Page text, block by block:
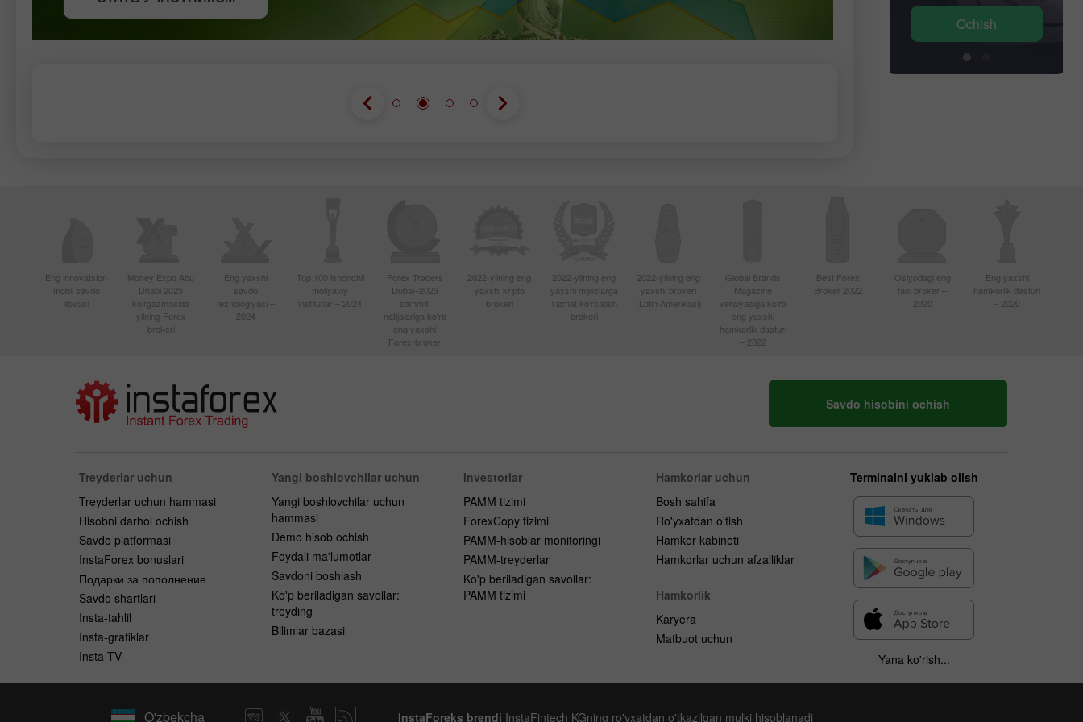
Ochish Ochish
Eng innovatsion
mobil savdo
ilovasi
Money Expo Abu
Dhabi 2025
ko'rgazmasida
yilning Forex
brokeri
Eng yaxshi
savdo
texnologiyasi –
2024
Top 100 ishonchli
moliyaviy
institutlar – 2024
Forex Traders
Dubai–2023
sammiti
natijalariga ko'ra
eng yaxshi
Forex-broker
2022-yilning eng
yaxshi kripto
brokeri
2022-yilning eng
yaxshi mijozlarga
xizmat ko'rsatish
brokeri
2022-yilning eng
yaxshi brokeri
(Lotin Amerikasi)
Global Brands
Magazine
versiyasiga ko'ra
eng yaxshi
hamkorlik dasturi
– 2022
Best Forex
Broker 2022
Osiyodagi eng
faol broker –
2020
Eng yaxshi
hamkorlik dasturi
– 2020
Savdo hisobini ochish
Treyderlar uchun
Treyderlar uchun hammasi
Hisobni darhol ochish
Savdo platformasi
InstaForex bonuslari
Подарки за пополнение
Savdo shartlari
Insta-tahlil
Insta-grafiklar
Insta TV
Yangi boshlovchilar uchun
Yangi boshlovchilar uchun
hammasi
Demo hisob ochish
Foydali ma'lumotlar
Savdoni boshlash
Ko'p beriladigan savollar:
treyding
Bilimlar bazasi
Investorlar
PAMM tizimi
ForexCopy tizimi
PAMM-hisoblar monitoringi
PAMM-treyderlar
Ko'p beriladigan savollar:
PAMM tizimi
Hamkorlar uchun
Bosh sahifa
Ro'yxatdan o'tish
Hamkor kabineti
Hamkorlar uchun afzalliklar
Hamkorlik
Karyera
Matbuot uchun
Terminalni yuklab olish
Yana ko'rish...
O'zbekcha InstaForeks brendi InstaFintech KGning ro'yxatdan o'tkazilgan mulki hisoblanadi